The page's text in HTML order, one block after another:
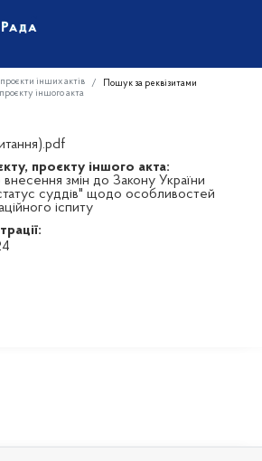
інших актів
Пошук за реквізитами
іншого акта
проєкту іншого акта:
внесення змін до Закону України
суддів" щодо особливостей
іспиту